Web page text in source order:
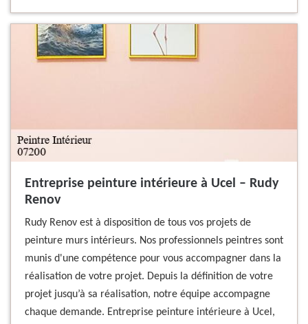
Entreprise peinture intérieure à Ucel – Rudy
Renov
Rudy Renov est à disposition de tous vos projets de
peinture murs intérieurs. Nos professionnels peintres sont
munis d'une compétence pour vous accompagner dans la
réalisation de votre projet. Depuis la définition de votre
projet jusqu’à sa réalisation, notre équipe accompagne
chaque demande. Entreprise peinture intérieure à Ucel,